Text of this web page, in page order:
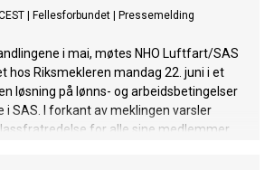
Fellesforbundet Pressemelding
i mai, møtes NHO Luftfart/SAS
hos Riksmekleren mandag 22. juni i et
løsning på lønns- og arbeidsbetingelser
i SAS. I forkant av meklingen varsler
for alle sine medlemmer